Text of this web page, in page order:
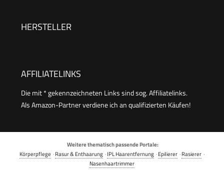
Wasserdichter Körperhaartrimmer, BG5340,
HERSTELLER
AFFILIATELINKS
Die mit * gekennzeichneten Links sind sog. Affiliatelinks.
Als Amazon-Partner verdiene ich an qualifizierten Käufen!
Weitere thematisch passende Portale:
Körperpflege ·Rasur & Enthaarung ·IPL Haarentfernung ·Epilierer ·Rasierer ·
Nasenhaartrimmer